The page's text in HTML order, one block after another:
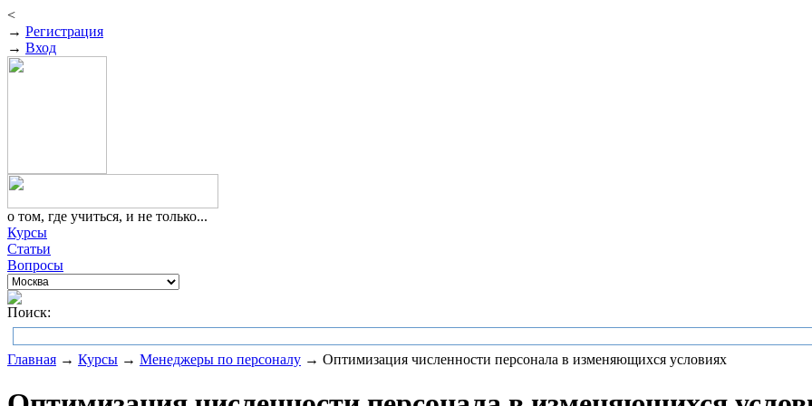
<
→ Регистрация
→ Вход
о том, где учиться, и не только...
Курсы
Статьи
Вопросы
Поиск:
Главная → Курсы → Менеджеры по персоналу → Оптимизация численности персонала в изменяющихся условиях